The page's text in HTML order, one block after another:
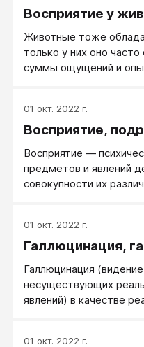
Восприятие у
Животные тоже
только у них оно
суммы ощущений и
01 окт. 2022 г.
Восприятие,
Восприятие —
предметов и явлений
совокупности их
01 окт. 2022 г.
Галлюцинация,
Галлюцинация
несуществующих
явлений) в качестве
01 окт. 2022 г.